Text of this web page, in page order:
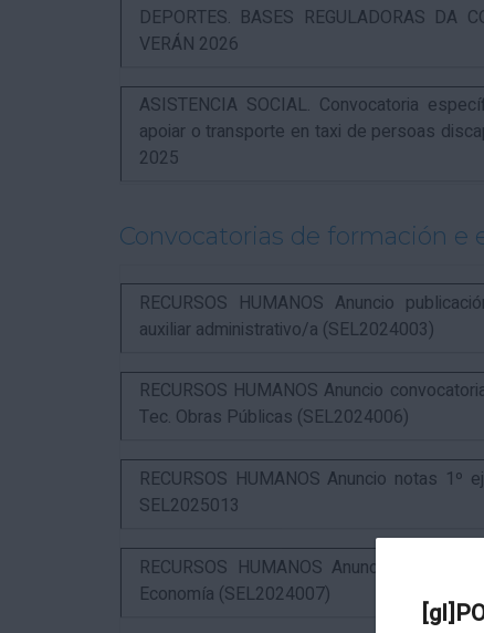
DEPORTES. BASES REGULADORAS DA
VERÁN 2026
ASISTENCIA SOCIAL. Convocatoria
apoiar o transporte en taxi de persoas
2025
Convocatorias de formación e
RECURSOS HUMANOS Anuncio
auxiliar administrativo/a (SEL2024003)
RECURSOS HUMANOS Anuncio
Tec. Obras Públicas (SEL2024006)
RECURSOS HUMANOS Anuncio notas
SEL2025013
RECURSOS HUMANOS Anuncio
Economía (SEL2024007)